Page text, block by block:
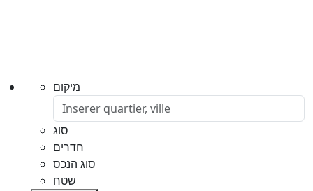
מיקום
סוג
חדרים
סוג הנכס
שטח